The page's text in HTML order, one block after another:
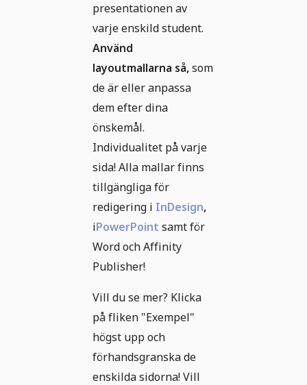
presentationen av
varje enskild student.
Använd
layoutmallarna så,som
de är eller anpassa
dem efter dina
önskemål.
Individualitet på varje
sida! Alla mallar finns
tillgängliga för
redigering i InDesign,
iPowerPoint samt för
Word och Affinity
Publisher!
Vill du se mer? Klicka
på fliken "Exempel"
högst upp och
förhandsgranska de
enskilda sidorna! Vill